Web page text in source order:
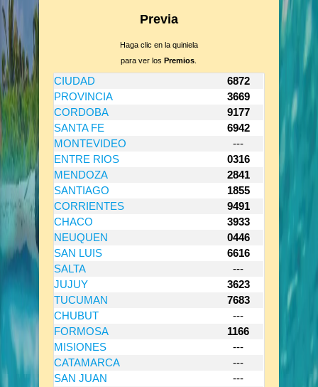
Previa
Haga clic en la quiniela
para ver losPremios
CIUDAD
6872
PROVINCIA
3669
CORDOBA
9177
SANTA FE
6942
MONTEVIDEO
---
ENTRE RIOS
0316
MENDOZA
2841
SANTIAGO
1855
CORRIENTES
9491
CHACO
3933
NEUQUEN
0446
SAN LUIS
6616
SALTA
---
JUJUY
3623
TUCUMAN
7683
CHUBUT
---
FORMOSA
1166
MISIONES
---
CATAMARCA
---
SAN JUAN
---